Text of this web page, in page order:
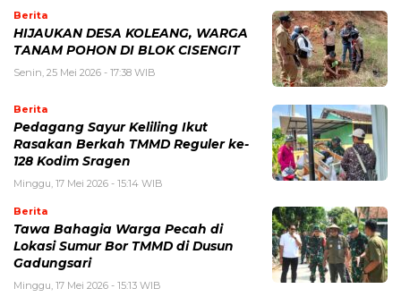
Berita
HIJAUKAN DESA KOLEANG, WARGA
TANAM POHON DI BLOK CISENGIT
Senin, 25 Mei 2026 - 17:38 WIB
Berita
Pedagang Sayur Keliling Ikut
Rasakan Berkah TMMD Reguler ke-
128 Kodim Sragen
Minggu, 17 Mei 2026 - 15:14 WIB
Berita
Tawa Bahagia Warga Pecah di
Lokasi Sumur Bor TMMD di Dusun
Gadungsari
Minggu, 17 Mei 2026 - 15:13 WIB